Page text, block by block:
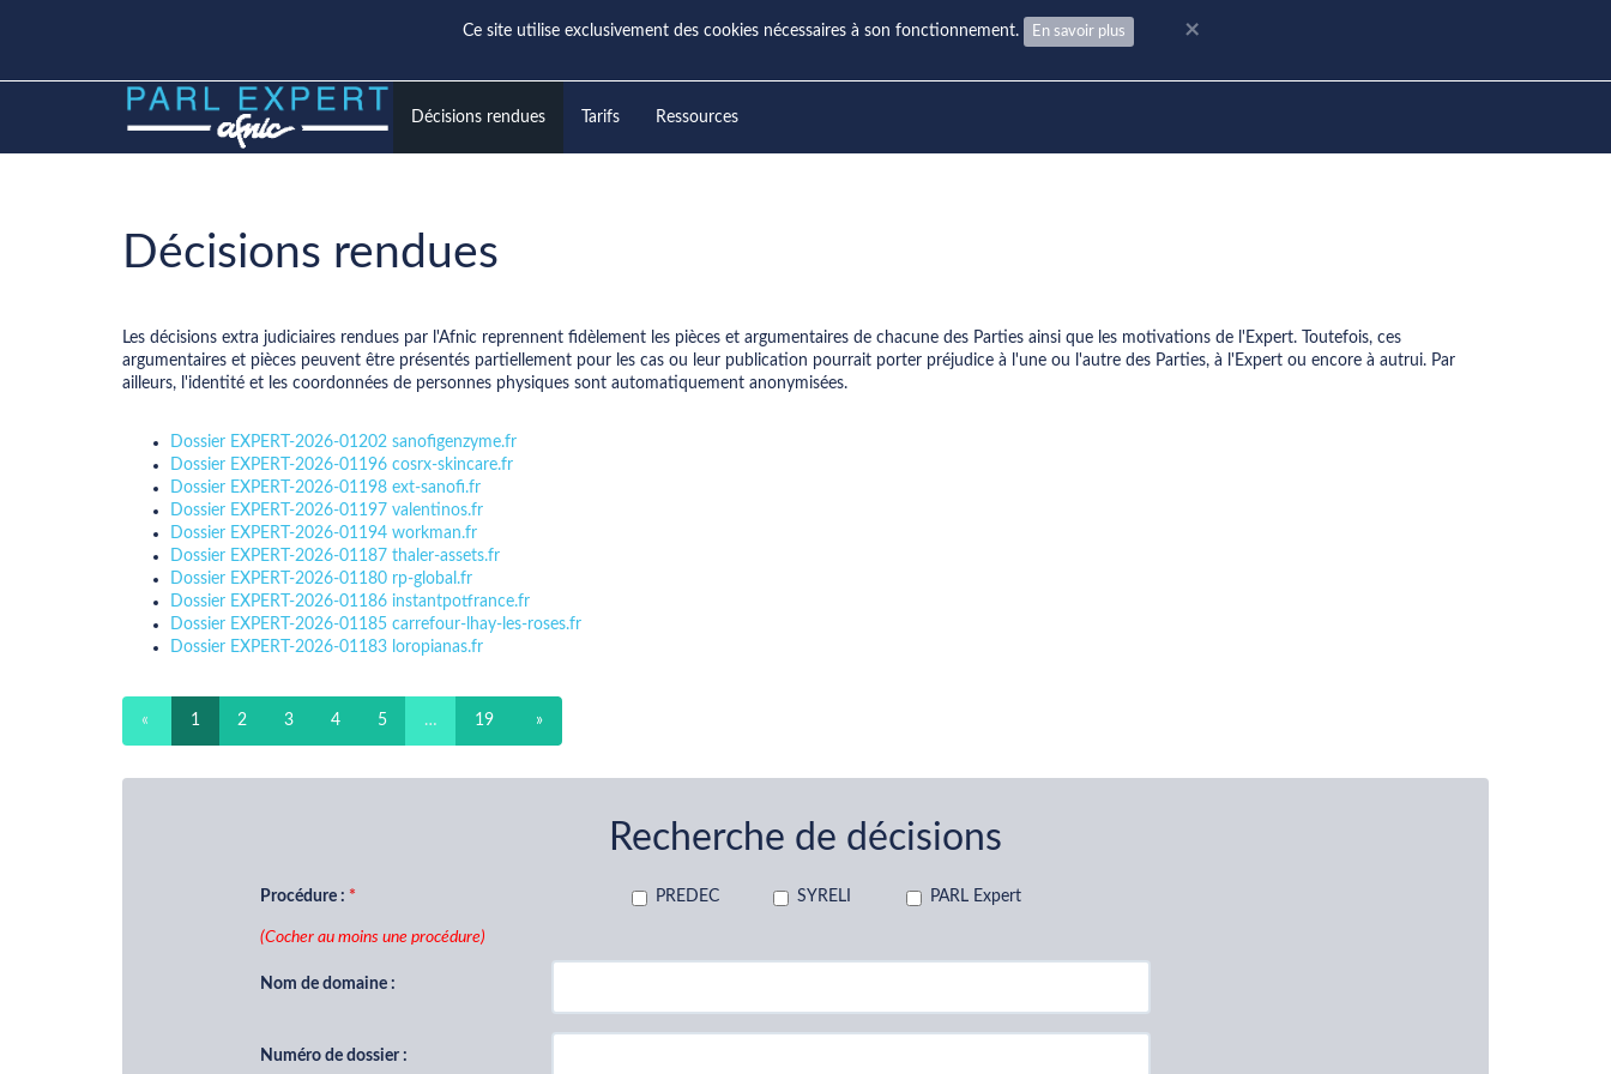
×
Ce site utilise exclusivement des cookies nécessaires à son fonctionnement. En savoir plus
Décisions rendues Tarifs Ressources
Décisions rendues
Les décisions extra judiciaires rendues par l'Afnic reprennent fidèlement les pièces et argumentaires de chacune des Parties ainsi que les motivations de l'Expert. Toutefois, ces
argumentaires et pièces peuvent être présentés partiellement pour les cas ou leur publication pourrait porter préjudice à l'une ou l'autre des Parties, à l'Expert ou encore à autrui. Par
ailleurs, l'identité et les coordonnées de personnes physiques sont automatiquement anonymisées.
Dossier EXPERT-2026-01202 sanofigenzyme.fr
Dossier EXPERT-2026-01196 cosrx-skincare.fr
Dossier EXPERT-2026-01198 ext-sanofi.fr
Dossier EXPERT-2026-01197 valentinos.fr
Dossier EXPERT-2026-01194 workman.fr
Dossier EXPERT-2026-01187 thaler-assets.fr
Dossier EXPERT-2026-01180 rp-global.fr
Dossier EXPERT-2026-01186 instantpotfrance.fr
Dossier EXPERT-2026-01185 carrefour-lhay-les-roses.fr
Dossier EXPERT-2026-01183 loropianas.fr
« 1 2 3 4 5 … 19 »
Recherche de décisions
Procédure : PREDEC SYRELI PARL Expert
(Cocher au moins une procédure)
Nom de domaine :
Numéro de dossier :